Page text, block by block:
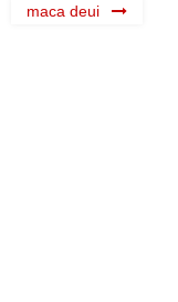
maca deui